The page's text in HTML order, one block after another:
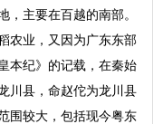
主要在百越的南部。
农业，又因为广东东部
本纪》的记载，在秦始
川县，命赵佗为龙川县
围较大，包括现今粤东